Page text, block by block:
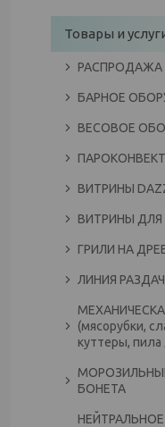
Товары и
РАСПРОДАЖА
БАРНОЕ
ВЕСОВОЕ
ВИТРИНЫ
ВИТРИНЫ
ГРИЛИ НА
ЛИНИЯ
(мясорубки,
куттеры, пила
БОНЕТА